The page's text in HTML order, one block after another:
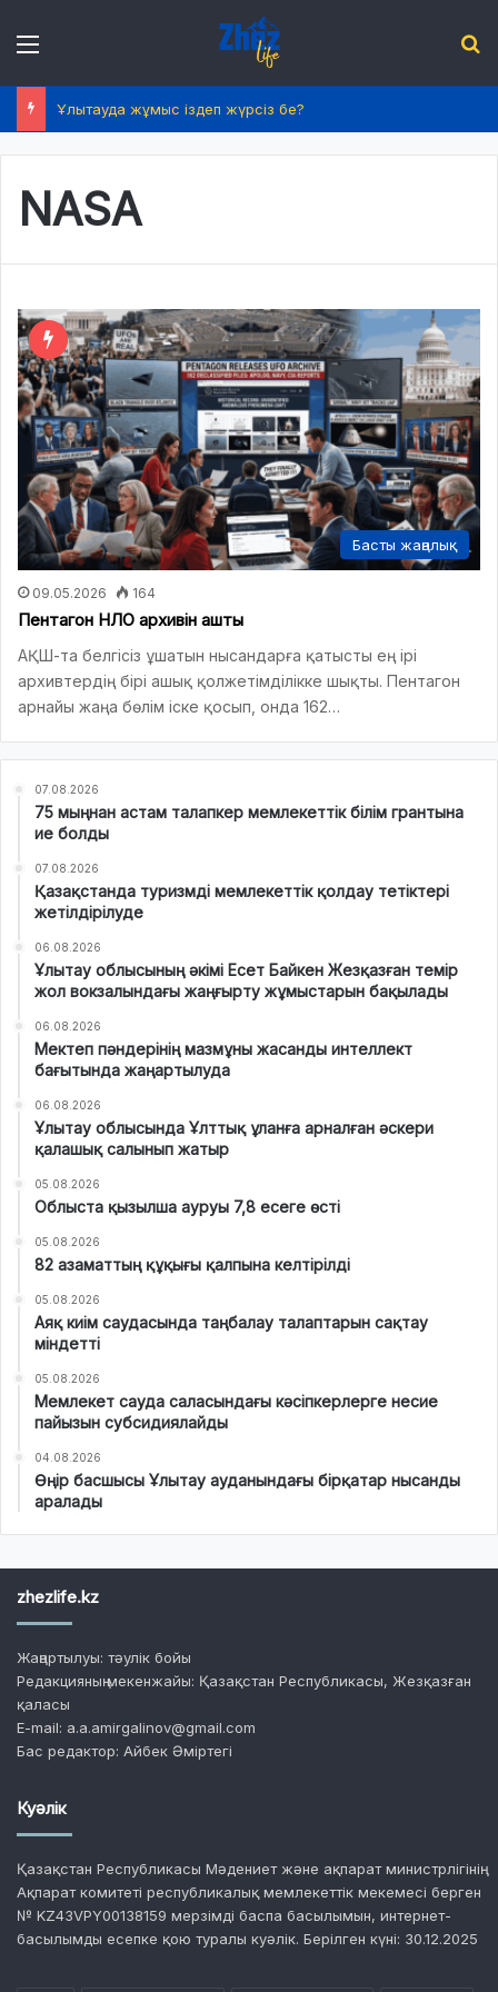
Ұлытауда жұмыс іздеп жүрсіз бе?
NASA
Басты жаңалық
09.05.2026 164
Пентагон НЛО архивін ашты
АҚШ-та белгісіз ұшатын нысандарға қатысты ең ірі
архивтердің бірі ашық қолжетімділікке шықты. Пентагон
арнайы жаңа бөлім іске қосып, онда 162…
07.08.2026
75 мыңнан астам талапкер мемлекеттік білім грантына
ие болды
07.08.2026
Қазақстанда туризмді мемлекеттік қолдау тетіктері
жетілдірілуде
06.08.2026
Ұлытау облысының әкімі Есет Байкен Жезқазған темір
жол вокзалындағы жаңғырту жұмыстарын бақылады
06.08.2026
Мектеп пәндерінің мазмұны жасанды интеллект
бағытында жаңартылуда
06.08.2026
Ұлытау облысында Ұлттық ұланға арналған әскери
қалашық салынып жатыр
05.08.2026
Облыста қызылша ауруы 7,8 есеге өсті
05.08.2026
82 азаматтың құқығы қалпына келтірілді
05.08.2026
Аяқ киім саудасында таңбалау талаптарын сақтау
міндетті
05.08.2026
Мемлекет сауда саласындағы кәсіпкерлерге несие
пайызын субсидиялайды
04.08.2026
Өңір басшысы Ұлытау ауданындағы бірқатар нысанды
аралады
zhezlife.kz
Жаңартылуы: тәулік бойы
Редакцияның мекенжайы: Қазақстан Республикасы, Жезқазған
қаласы
E-mail: a.a.amirgalinov@gmail.com
Бас редактор: Айбек Әміртегі
Куәлік
Қазақстан Республикасы Мәдениет және ақпарат министрлігінің
Ақпарат комитеті республикалық мемлекеттік мекемесі берген
№ KZ43VPY00138159 мерзімді баспа басылымын, интернет-
басылымды есепке қою туралы куәлік. Берілген күні: 30.12.2025